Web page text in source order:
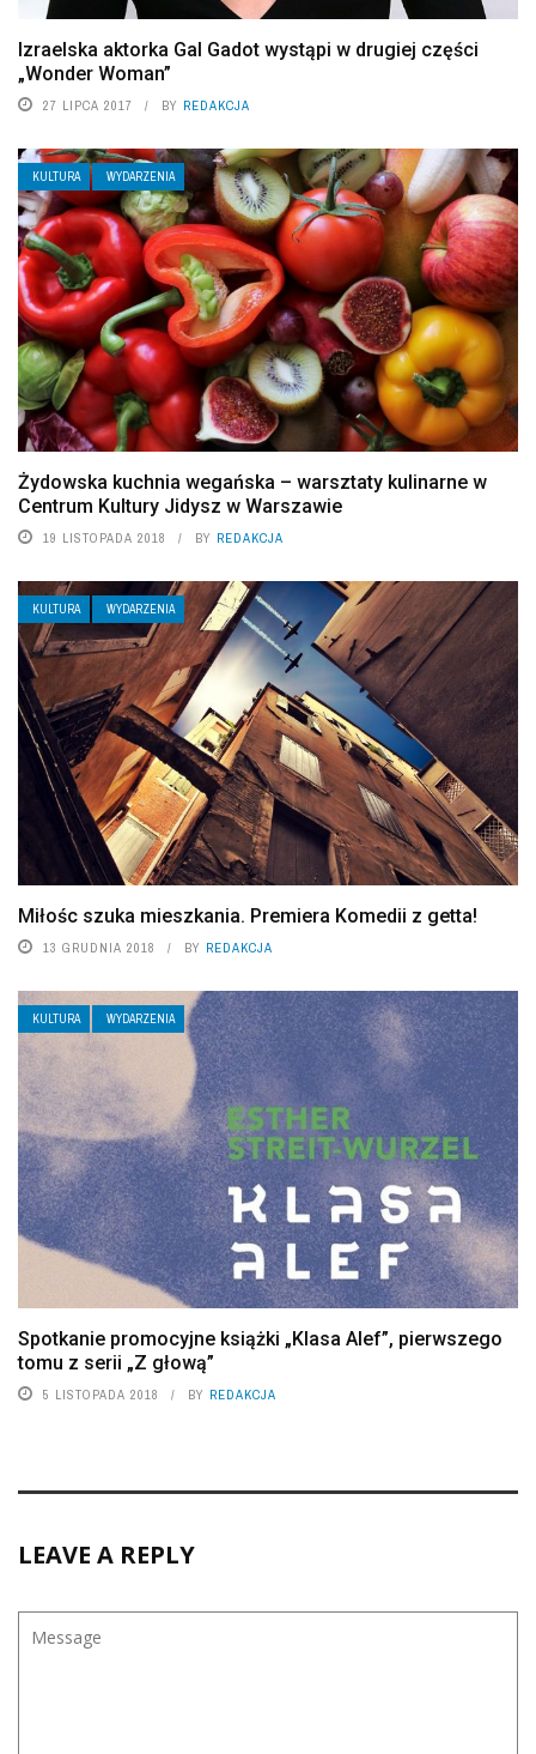
Izraelska aktorka Gal Gadot wystąpi w drugiej części
„Wonder Woman”
27 LIPCA 2017 BY REDAKCJA
KULTURA WYDARZENIA
Żydowska kuchnia wegańska – warsztaty kulinarne w
Centrum Kultury Jidysz w Warszawie
19 LISTOPADA 2018 BY REDAKCJA
KULTURA WYDARZENIA
Miłośc szuka mieszkania. Premiera Komedii z getta!
13 GRUDNIA 2018 BY REDAKCJA
KULTURA WYDARZENIA
Spotkanie promocyjne książki „Klasa Alef”, pierwszego
tomu z serii „Z głową”
5 LISTOPADA 2018 BY REDAKCJA
LEAVE A REPLY